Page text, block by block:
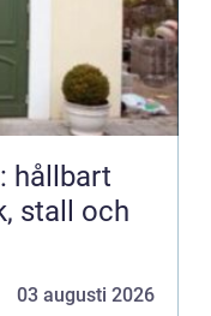
hållbart
stall och
03 augusti 2026